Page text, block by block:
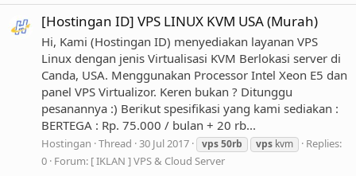
[Hostingan ID] VPS LINUX KVM USA (Murah)
Hi, Kami (Hostingan ID) menyediakan layanan VPS
Linux dengan jenis Virtualisasi KVM Berlokasi server di
Canda, USA. Menggunakan Processor Intel Xeon E5 dan
panel VPS Virtualizor. Keren bukan ? Ditunggu
pesanannya :) Berikut spesifikasi yang kami sediakan :
BERTEGA : Rp. 75.000 / bulan + 20 rb...
Hostingan Thread 30 Jul 2017 vps50rb vps kvm
Replies:
0 Forum: [ IKLAN ] VPS & Cloud Server